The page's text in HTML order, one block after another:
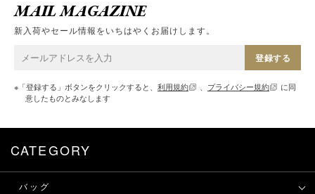
MAIL MAGAZINE
新入荷やセール情報をいちはやくお届けします。
登録する
※「登録する」ボタンをクリックすると、 利用規約 、 プライバシー規約
に同
意したものとみなします
CATEGORY
バッグ